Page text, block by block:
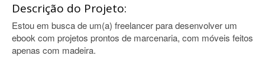
Descrição do Projeto:
Estou em busca de um(a) freelancer para desenvolver um
ebook com projetos prontos de marcenaria, com móveis feitos
apenas com madeira.